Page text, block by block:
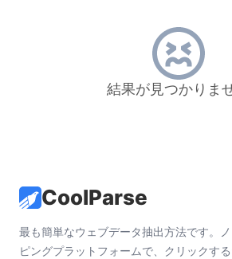
結果が見つかりま
CoolParse
最も簡単なウェブデータ抽出方法です。
ピングプラットフォームで、クリックす